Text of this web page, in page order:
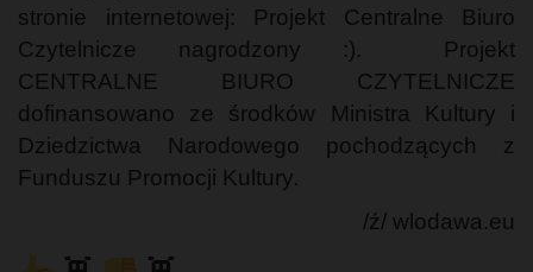
stronie internetowej: Projekt Centralne Biuro
Czytelnicze nagrodzony :). Projekt
CENTRALNE BIURO CZYTELNICZE
dofinansowano ze środków Ministra Kultury i
Dziedzictwa Narodowego pochodzących z
Funduszu Promocji Kultury.
/ź/ wlodawa.eu